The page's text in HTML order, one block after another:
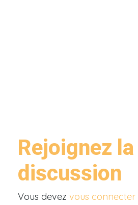
Rejoignez la
discussion
Vous devez vous connecter